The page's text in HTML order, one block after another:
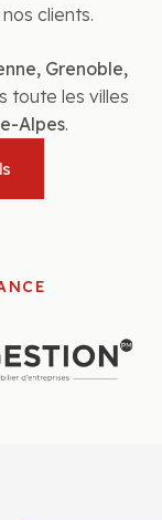
clients.
, Grenoble,
toute les villes
Alpes.